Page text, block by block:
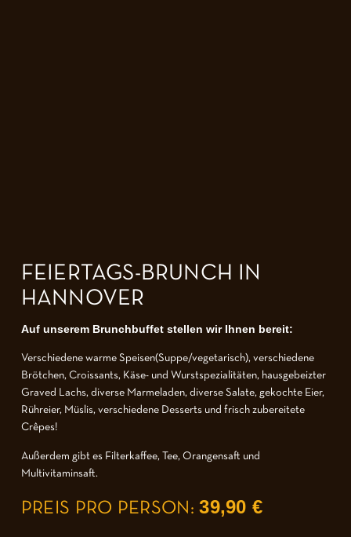
FEIERTAGS-BRUNCH IN
HANNOVER
Auf unserem Brunchbuffet stellen wir Ihnen bereit:
Verschiedene warme Speisen(Suppe/vegetarisch), verschiedene
Brötchen, Croissants, Käse- und Wurstspezialitäten, hausgebeizter
Graved Lachs, diverse Marmeladen, diverse Salate, gekochte Eier,
Rühreier, Müslis, verschiedene Desserts und frisch zubereitete
Crêpes!
Außerdem gibt es Filterkaffee, Tee, Orangensaft und
Multivitaminsaft.
PREIS PRO PERSON:39,90 €